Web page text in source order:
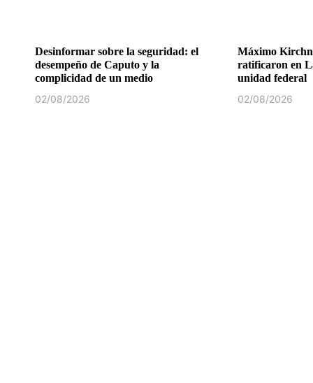
Desinformar sobre la seguridad: el
desempeño de Caputo y la
complicidad de un medio
02/08/2026
Máximo
ratificaron en
unidad federal
02/08/2026